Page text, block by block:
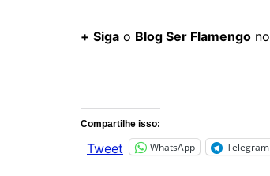
+ Siga o Blog Ser Flamengo no
Compartilhe isso:
Tweet WhatsApp Telegram